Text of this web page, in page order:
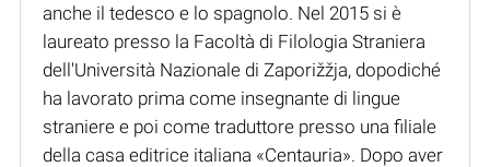
anche il tedesco e lo spagnolo. Nel 2015 si è
laureato presso la Facoltà di Filologia Straniera
dell'Università Nazionale di Zaporižžja, dopodiché
ha lavorato prima come insegnante di lingue
straniere e poi come traduttore presso una filiale
della casa editrice italiana «Centauria». Dopo aver